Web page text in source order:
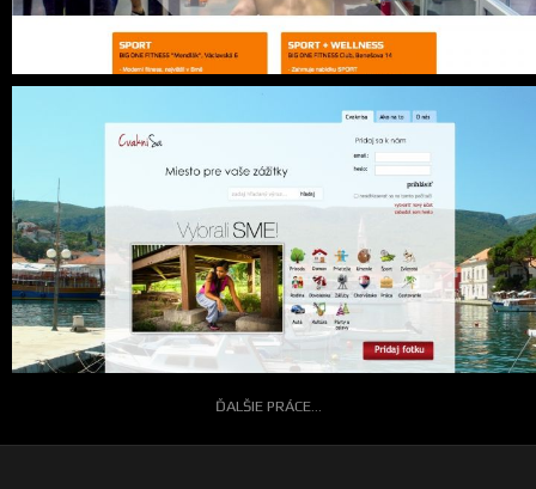
ĎALŠIE PRÁCE...